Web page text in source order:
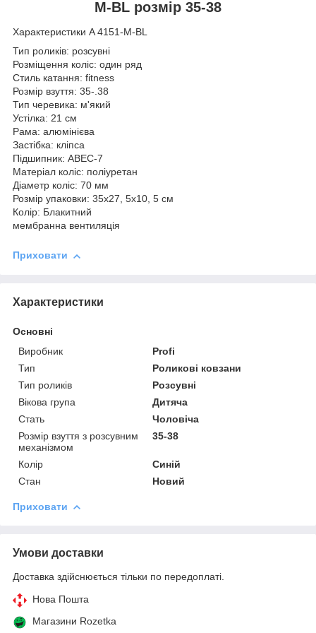
M-BL розмір 35-38
Характеристики A 4151-M-BL
Тип роликів: розсувні
Розміщення коліс: один ряд
Стиль катання: fitness
Розмір взуття: 35-.38
Тип черевика: м'який
Устілка: 21 см
Рама: алюмінієва
Застібка: кліпса
Підшипник: ABEC-7
Матеріал коліс: поліуретан
Діаметр коліс: 70 мм
Розмір упаковки: 35х27, 5х10, 5 см
Колір: Блакитний
мембранна вентиляція
Приховати
Характеристики
Основні
Виробник
Profi
Тип
Роликові ковзани
Тип роликів
Розсувні
Вікова група
Дитяча
Стать
Чоловіча
Розмір взуття з розсувним
механізмом
35-38
Колір
Синій
Стан
Новий
Приховати
Умови доставки
Доставка здійснюється тільки по передоплаті.
Нова Пошта
Магазини Rozetka